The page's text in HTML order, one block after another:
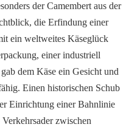
der Camembert aus der
die Erfindung einer
ein weltweites Käseglück
einer industriell
dem Käse ein Gesicht und
Einen historischen Schub
Einrichtung einer Bahnlinie
zwischen